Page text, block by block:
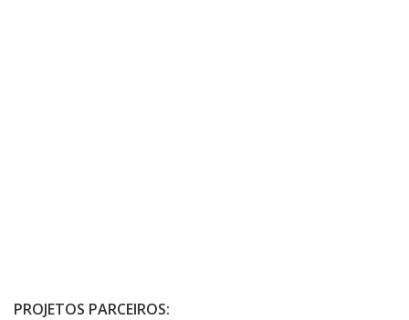
PROJETOS PARCEIROS: